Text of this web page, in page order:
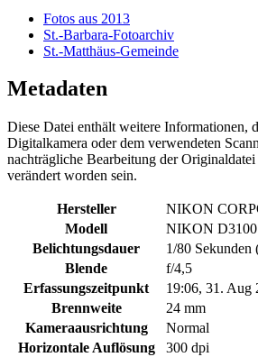
Fotos aus 2013
St.-Barbara-Fotoarchiv
St.-Matthäus-Gemeinde
Metadaten
Diese Datei enthält weitere Informationen,
Digitalkamera oder dem verwendeten
nachträgliche Bearbeitung der
verändert worden sein.
Hersteller
NIKON
Modell
NIKON D3100
Belichtungsdauer
1/80 Sekunden
Blende
f/4,5
Erfassungszeitpunkt
19:06, 31. Aug
Brennweite
24 mm
Kameraausrichtung
Normal
Horizontale Auflösung
300 dpi